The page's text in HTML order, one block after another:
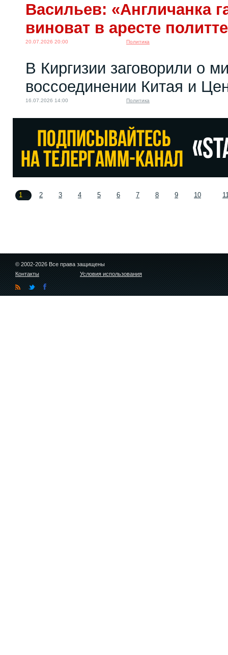
Васильев: «Англичанка
виноват в аресте
20.07.2026 20:00 Политика
В Киргизии заговорили о
воссоединении Китая и
16.07.2026 14:00 Политика
1 2 3 4 5 6 7 8 9 10
© 2002-2026 Все права защищены
Контакты
Условия использования